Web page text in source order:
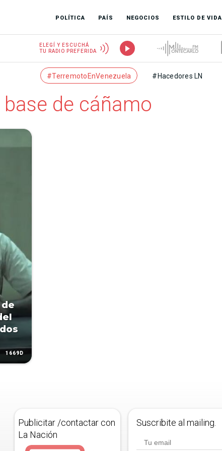
POLÍTICA PAÍS NEGOCIOS ESTILO DE VIDA
ELEGÍ Y ESCUCHÁ
TU RADIO PREFERIDA
#TerremotoEnVenezuela #Hacedores LN
de cáñamo
1669D
Publicitar /contactar con
La Nación
Suscribite al mailing.